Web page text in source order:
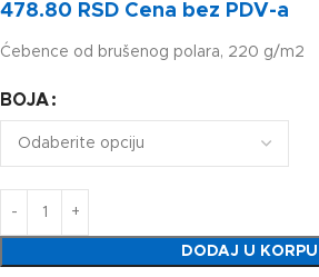
478.80 RSD Cena bez PDV-a
Ćebence od brušenog polara, 220 g/m2
BOJA
DODAJ U KORPU